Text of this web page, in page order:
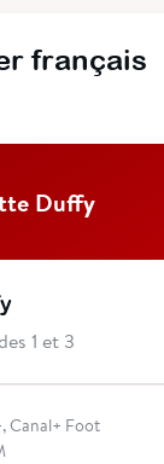
français
Duffy
1 et 3
Canal+ Foot